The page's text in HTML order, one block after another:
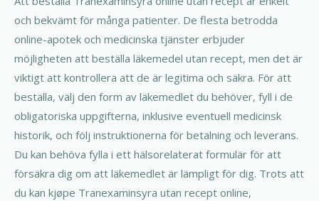
och bekvämt för många patienter. De flesta betrodda
online-apotek och medicinska tjänster erbjuder
möjligheten att beställa läkemedel utan recept, men det är
viktigt att kontrollera att de är legitima och säkra. För att
beställa, välj den form av läkemedlet du behöver, fyll i de
obligatoriska uppgifterna, inklusive eventuell medicinsk
historik, och följ instruktionerna för betalning och leverans.
Du kan behöva fylla i ett hälsorelaterat formulär för att
försäkra dig om att läkemedlet är lämpligt för dig. Trots att
du kan kjøpe Tranexaminsyra utan recept online,